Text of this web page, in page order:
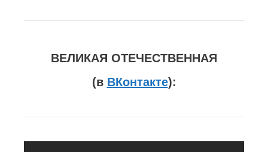
ВЕЛИКАЯ ОТЕЧЕСТВЕННАЯ
(в ВКонтакте):